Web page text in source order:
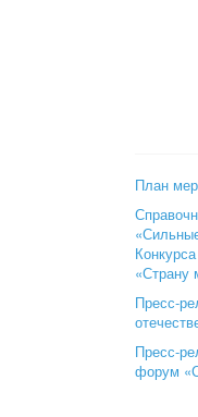
План
«Страну
Пресс-
Пресс-
форум